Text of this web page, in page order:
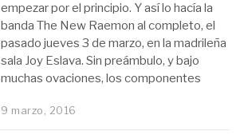
empezar por el principio. Y así lo hacía la
banda The New Raemon al completo, el
pasado jueves 3 de marzo, en la madrileña
sala Joy Eslava. Sin preámbulo, y bajo
muchas ovaciones, los componentes
9 marzo, 2016